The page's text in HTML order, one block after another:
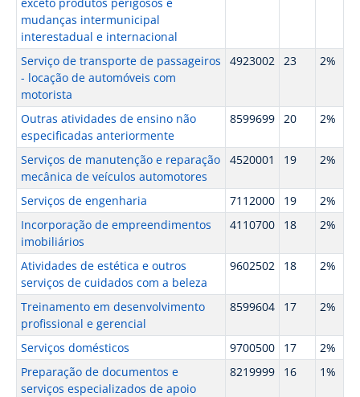
mudanças intermunicipal
interestadual e internacional
Serviço de transporte de passageiros
- locação de automóveis com
motorista
4923002 23 2%
Outras atividades de ensino não
especificadas anteriormente
8599699 20 2%
Serviços de manutenção e reparação
mecânica de veículos automotores
4520001 19 2%
Serviços de engenharia 7112000 19
2%
Incorporação de empreendimentos
imobiliários
4110700 18 2%
Atividades de estética e outros
serviços de cuidados com a beleza
9602502 18 2%
Treinamento em desenvolvimento
profissional e gerencial
8599604 17 2%
Serviços domésticos 9700500 17
2%
Preparação de documentos e
serviços especializados de apoio
8219999 16 1%